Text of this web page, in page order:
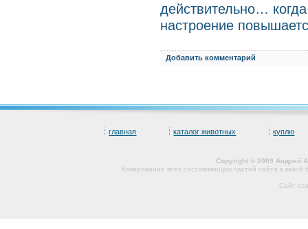
действительно…
настроение
Добавить комментарий
главная каталог животных куплю
Copyright © 2009 Андрей
Копирование всех составляющих частей сайта в
Сайт